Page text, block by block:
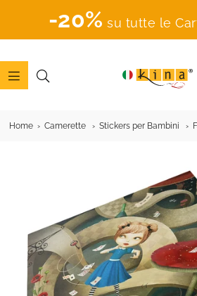
-20% su tutte le
Home Camerette Stickers per Bambini